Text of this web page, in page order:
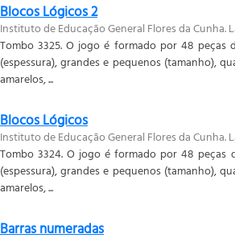
Blocos Lógicos 2
Instituto de Educação General Flores da Cunha.
Tombo 3325. O jogo é formado por 48 peças
(espessura), grandes e pequenos (tamanho),
amarelos, ...
Blocos Lógicos
Instituto de Educação General Flores da Cunha.
Tombo 3324. O jogo é formado por 48 peças
(espessura), grandes e pequenos (tamanho),
amarelos, ...
Barras numeradas